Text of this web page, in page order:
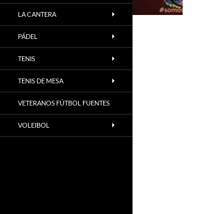
LA CANTERA
PÁDEL
TENIS
TENIS DE MESA
VETERANOS FÚTBOL FUENTES
VOLEIBOL